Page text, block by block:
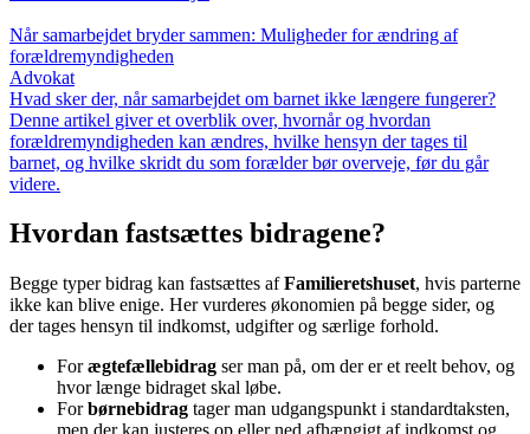
Når samarbejdet bryder sammen: Muligheder for ændring af
forældremyndigheden
Advokat
Hvad sker der, når samarbejdet om barnet ikke længere fungerer?
Denne artikel giver et overblik over, hvornår og hvordan
forældremyndigheden kan ændres, hvilke hensyn der tages til
barnet, og hvilke skridt du som forælder bør overveje, før du går
videre.
Hvordan fastsættes bidragene?
Begge typer bidrag kan fastsættes afFamilieretshuset, hvis parterne
ikke kan blive enige. Her vurderes økonomien på begge sider, og
der tages hensyn til indkomst, udgifter og særlige forhold.
Forægtefællebidrag ser man på, om der er et reelt behov, og
hvor længe bidraget skal løbe.
Forbørnebidrag tager man udgangspunkt i standardtaksten,